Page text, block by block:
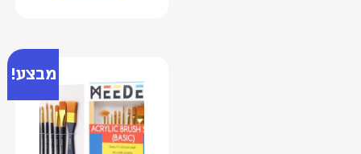
מבצע!